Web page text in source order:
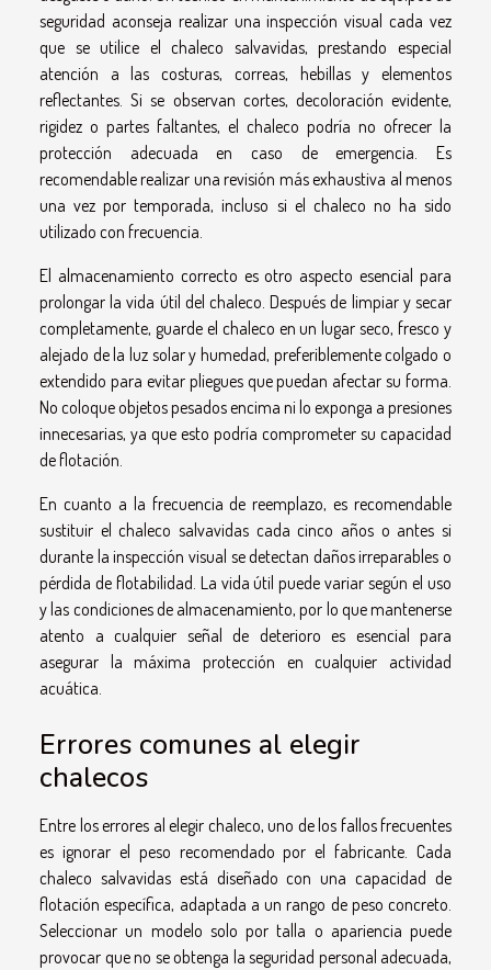
seguridad aconseja realizar una inspección visual cada vez
que se utilice el chaleco salvavidas, prestando especial
atención a las costuras, correas, hebillas y elementos
reflectantes. Si se observan cortes, decoloración evidente,
rigidez o partes faltantes, el chaleco podría no ofrecer la
protección adecuada en caso de emergencia. Es
recomendable realizar una revisión más exhaustiva al menos
una vez por temporada, incluso si el chaleco no ha sido
utilizado con frecuencia.
El almacenamiento correcto es otro aspecto esencial para
prolongar la vida útil del chaleco. Después de limpiar y secar
completamente, guarde el chaleco en un lugar seco, fresco y
alejado de la luz solar y humedad, preferiblemente colgado o
extendido para evitar pliegues que puedan afectar su forma.
No coloque objetos pesados encima ni lo exponga a presiones
innecesarias, ya que esto podría comprometer su capacidad
de flotación.
En cuanto a la frecuencia de reemplazo, es recomendable
sustituir el chaleco salvavidas cada cinco años o antes si
durante la inspección visual se detectan daños irreparables o
pérdida de flotabilidad. La vida útil puede variar según el uso
y las condiciones de almacenamiento, por lo que mantenerse
atento a cualquier señal de deterioro es esencial para
asegurar la máxima protección en cualquier actividad
acuática.
Errores comunes al elegir
chalecos
Entre los errores al elegir chaleco, uno de los fallos frecuentes
es ignorar el peso recomendado por el fabricante. Cada
chaleco salvavidas está diseñado con una capacidad de
flotación específica, adaptada a un rango de peso concreto.
Seleccionar un modelo solo por talla o apariencia puede
provocar que no se obtenga la seguridad personal adecuada,